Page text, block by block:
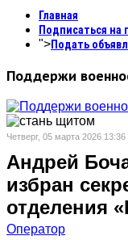
Главная
Подписаться на
">Подать
Поддержи
Четверг, 05 марта 2026 13:36
Андрей
избран
отделения
Оператор